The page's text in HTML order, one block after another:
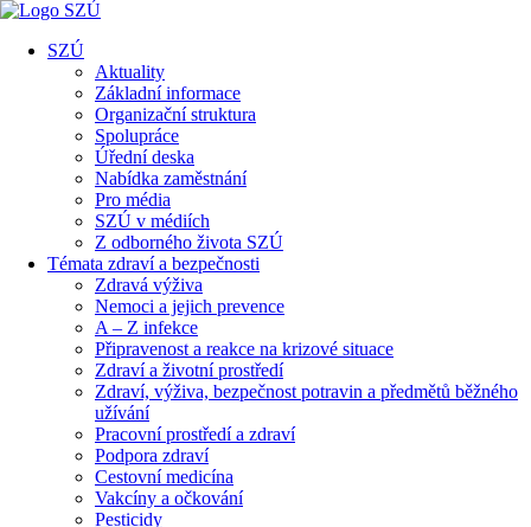
SZÚ
Aktuality
Základní informace
Organizační struktura
Spolupráce
Úřední deska
Nabídka zaměstnání
Pro média
SZÚ v médiích
Z odborného života SZÚ
Témata zdraví a bezpečnosti
Zdravá výživa
Nemoci a jejich prevence
A – Z infekce
Připravenost a reakce na krizové situace
Zdraví a životní prostředí
Zdraví, výživa, bezpečnost potravin a předmětů běžného
užívání
Pracovní prostředí a zdraví
Podpora zdraví
Cestovní medicína
Vakcíny a očkování
Pesticidy